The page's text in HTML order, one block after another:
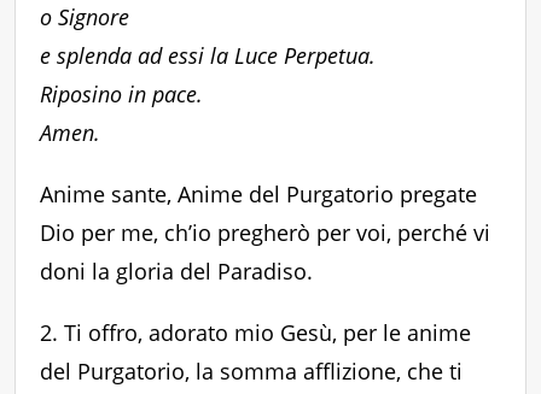
o Signore
e splenda ad essi la Luce Perpetua.
Riposino in pace.
Amen.
Anime sante, Anime del Purgatorio pregate
Dio per me, ch’io pregherò per voi, perché vi
doni la gloria del Paradiso.
2. Ti offro, adorato mio Gesù, per le anime
del Purgatorio, la somma afflizione, che ti